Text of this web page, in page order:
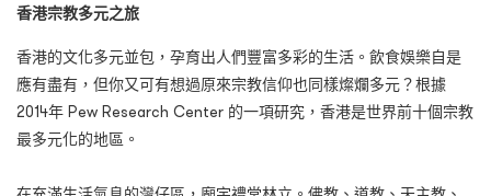
香港宗教多元之旅
香港的文化多元並包，孕育出人們豐富多彩的生活。飲食娛樂自是
應有盡有，但你又可有想過原來宗教信仰也同樣燦爛多元？根據
2014年 Pew Research Center 的一項研究，香港是世界前十個宗教
最多元化的地區。